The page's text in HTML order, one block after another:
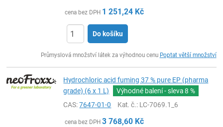
cena bez DPH 1 251,24 Kč
Do košíku
Průmyslová množství látek za výhodnou cenu Poptat větší množství
Hydrochloric acid fuming 37 % pure EP (pharma
grade) (6 x 1 L)
Výhodné balení - sleva8 %
CAS:7647-01-0 Kat. č.: LC-7069.1_6
cena bez DPH 3 768,60 Kč